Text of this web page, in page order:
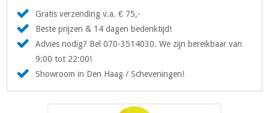
Gratis verzending v.a. € 75,-
Beste prijzen & 14 dagen bedenktijd!
Advies nodig? Bel 070-3514030. We zijn bereikbaar van
9:00 tot 22:00!
Showroom in Den Haag / Scheveningen!